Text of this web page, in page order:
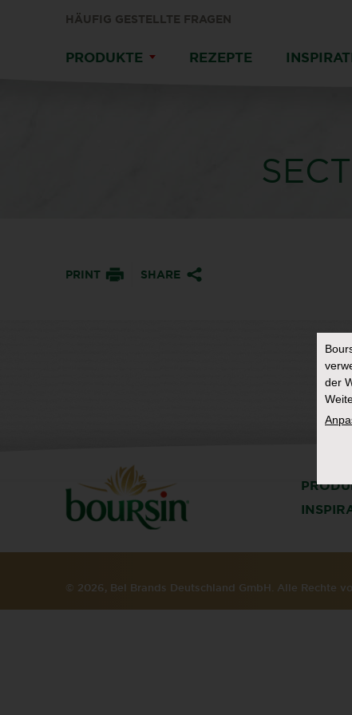
HÄUFIG GESTELLTE FRAGEN
PRODUKTE REZEPTE
PRINT SHARE
© 2026, Bel Brands Deutschland GmbH. Alle Rechte
der